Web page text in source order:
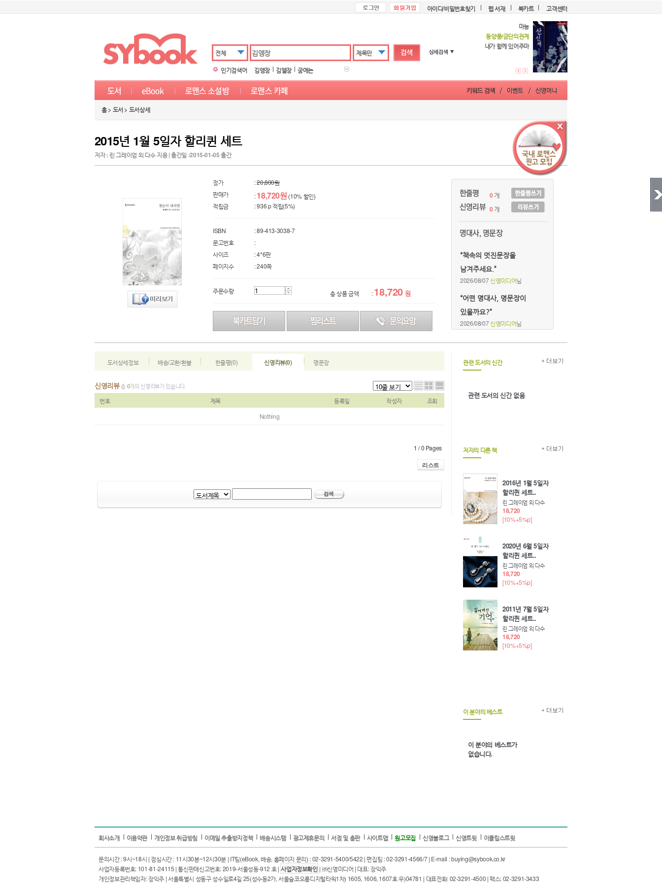
아이디/비밀번호찾기 웹 서재 북카트 고객센터
전체
제목만
인기검색어
김앵장 김앨장 궁에는
마뇽
동양풍/금단의관계
내가 함께 있어주마
홈 > 도서 > 도서상세
2015년 1월 5일자 할리퀸 세트
저자 : 린 그레이엄 외 다수지음 | 출간일 :2015-01-05 출간
정가 :20,800원
판매가
:18,720원 (10% 할인)
적립금
: 936 p 적립(5%)
ISBN
: 89-413-3038-7
문고번호
:
사이즈
: 4*6판
페이지수
: 240쪽
주문수량 총 상품 금액 :18,720 원
0개
0개
“책속의 멋진문장을
남겨주세요.”
2026/08/07신영미디어님
“어떤 명대사, 명문장이
있을까요?”
2026/08/07신영미디어님
도서상세정보 배송/교환/환불 한줄평(0) 신영리뷰(0) 명문장
신영리뷰총0개의 신영리뷰가 있습니다.
번호 제목 등록일 작성자
조회
Nothing
1 / 0 Pages
리스트
관련 도서의 신간
관련 도서의 신간 없음
저자의 다른 책
2016년 1월 5일자
할리퀸 세트..
린 그레이엄 외 다수
18,720
[10%+5%p]
2020년 6월 5일자
할리퀸 세트..
린 그레이엄 외 다수
18,720
[10%+5%p]
2011년 7월 5일자
할리퀸 세트..
린 그레이엄 외 다수
18,720
[10%+5%p]
이 분야의 베스트
이 분야의 베스트가
없습니다.
회사소개 이용약관 개인정보 취급방침 이메일 추출방지정책 배송시스템 광고제휴문의 서점 및 총판 사이트맵 원고모집 신영블로그 신영트윗 이클립스트윗
문의시간 : 9시~18시 | 점심시간 : 11시30분~12시30분 | IT팀(eBook, 배송, 홈페이지 문의) : 02-3291-5400/5422 | 편집팀 : 02-3291-4566/7 | E-mail : buying@sybook.co.kr
사업자등록번호: 101-81-24115 | 통신판매신고번호: 2019-서울성동-912 호 | 사업자정보확인 | ㈜신영미디어 | 대표: 장익주
개인정보관리책임자: 장익주 | 서울특별시 성동구 성수일로4길 25(성수동2가, 서울숲코오롱디지털타워1차) 1605, 1606, 1607호 우)04781 | 대표전화: 02-3291-4500 | 팩스: 02-3291-3433